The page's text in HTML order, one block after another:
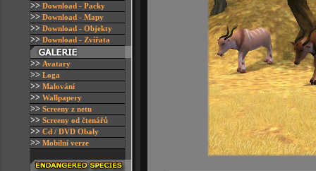
>> Download - Packy
>> Download - Mapy
>> Download - Objekty
>> Download - Zvířata
>> Avatary
>> Loga
>> Malování
>> Wallpapery
>> Screeny z netu
>> Screeny od čtenářů
>> Cd / DVD Obaly
>> Mobilní verze